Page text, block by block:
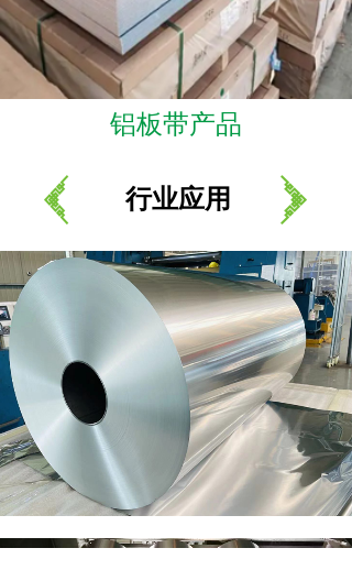
铝板带产品
行业应用